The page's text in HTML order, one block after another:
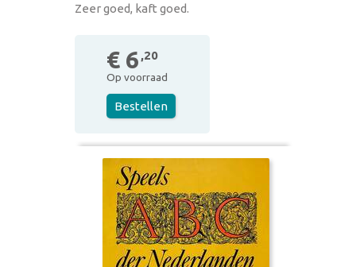
Zeer goed, kaft goed.
€ 6 ,20
Op voorraad
Bestellen